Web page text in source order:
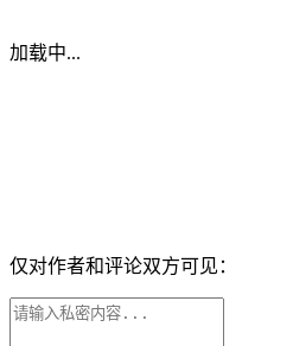
加载中...
仅对作者和评论双方可见：